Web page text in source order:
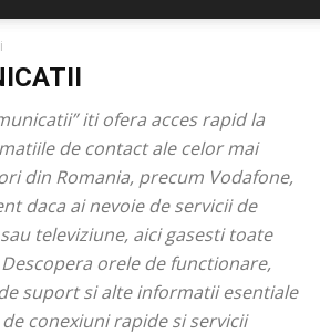
iti ofera acces rapid la
de contact ale celor mai
din Romania, precum Vodafone,
daca ai nevoie de servicii de
televiziune, aici gasesti toate
orele de functionare,
suport si alte informatii esentiale
conexiuni rapide si servicii